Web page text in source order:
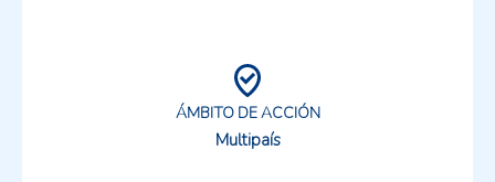
ÁMBITO DE ACCIÓN
Multipaís